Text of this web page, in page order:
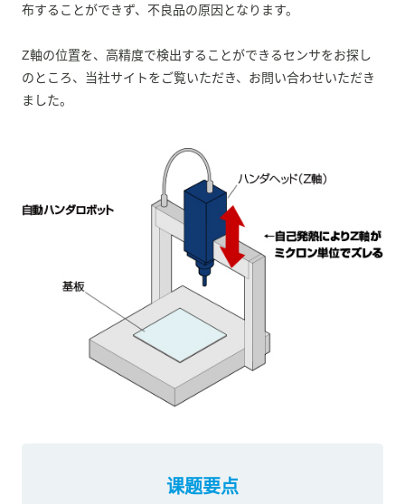
布することができず、不良品の原因となります。
Z軸の位置を、高精度で検出することができるセンサをお探し
のところ、当社サイトをご覧いただき、お問い合わせいただき
ました。
课题要点